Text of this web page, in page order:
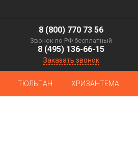
8 (800) 770 73 56
Звонок по РФ бесплатный
8 (495) 136-66-15
Заказать звонок
ТЮЛЬПАН ХРИЗАНТЕМА